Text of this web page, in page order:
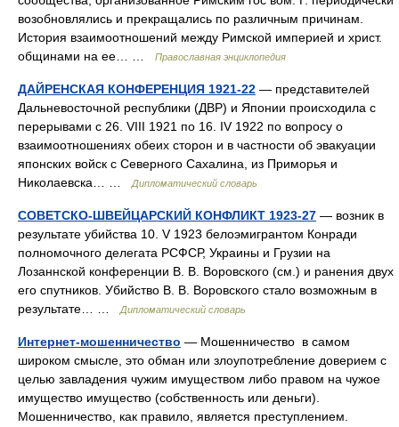
возобновлялись и прекращались по различным причинам.
История взаимоотношений между Римской империей и христ.
общинами на ее… …
Православная энциклопедия
ДАЙРЕНСКАЯ КОНФЕРЕНЦИЯ 1921-22 — представителей
Дальневосточной республики (ДВР) и Японии происходила с
перерывами с 26. VIII 1921 по 16. IV 1922 по вопросу о
взаимоотношениях обеих сторон и в частности об эвакуации
японских войск с Северного Сахалина, из Приморья и
Николаевска… …
Дипломатический словарь
СОВЕТСКО-ШВЕЙЦАРСКИЙ КОНФЛИКТ 1923-27 — возник в
результате убийства 10. V 1923 белоэмигрантом Конради
полномочного делегата РСФСР, Украины и Грузии на
Лозаннской конференции В. В. Воровского (см.) и ранения двух
его спутников. Убийство В. В. Воровского стало возможным в
результате… …
Дипломатический словарь
Интернет-мошенничество — Мошенничество в самом
широком смысле, это обман или злоупотребление доверием с
целью завладения чужим имуществом либо правом на чужое
имущество имущество (собственность или деньги).
Мошенничество, как правило, является преступлением.